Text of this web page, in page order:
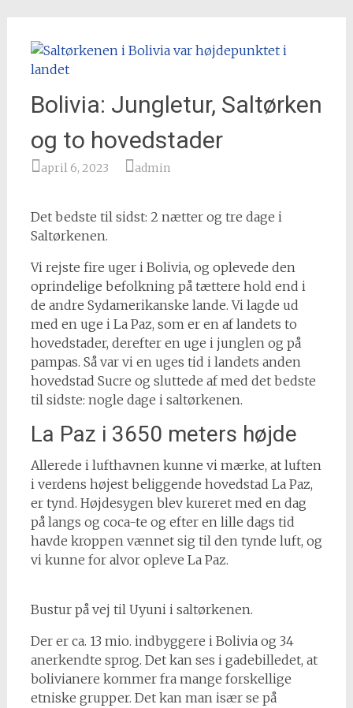
Bolivia: Jungletur, Saltørken
og to hovedstader
april 6, 2023 admin
Det bedste til sidst: 2 nætter og tre dage i
Saltørkenen.
Vi rejste fire uger i Bolivia, og oplevede den
oprindelige befolkning på tættere hold end i
de andre Sydamerikanske lande. Vi lagde ud
med en uge i La Paz, som er en af landets to
hovedstader, derefter en uge i junglen og på
pampas. Så var vi en uges tid i landets anden
hovedstad Sucre og sluttede af med det bedste
til sidste: nogle dage i saltørkenen.
La Paz i 3650 meters højde
Allerede i lufthavnen kunne vi mærke, at luften
i verdens højest beliggende hovedstad La Paz,
er tynd. Højdesygen blev kureret med en dag
på langs og coca-te og efter en lille dags tid
havde kroppen vænnet sig til den tynde luft, og
vi kunne for alvor opleve La Paz.
Bustur på vej til Uyuni i saltørkenen.
Der er ca. 13 mio. indbyggere i Bolivia og 34
anerkendte sprog. Det kan ses i gadebilledet, at
bolivianere kommer fra mange forskellige
etniske grupper. Det kan man især se på